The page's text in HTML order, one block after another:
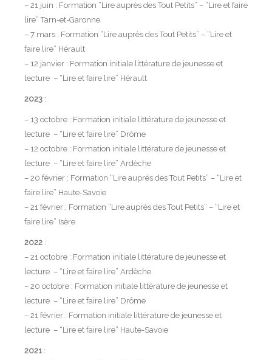
– 21 juin : Formation “Lire auprès des Tout Petits” – “Lire et faire
lire” Tarn-et-Garonne
– 7 mars : Formation “Lire auprès des Tout Petits” – “Lire et
faire lire” Hérault
– 12 janvier : Formation initiale littérature de jeunesse et
lecture – “Lire et faire lire” Hérault
2023 :
– 13 octobre : Formation initiale littérature de jeunesse et
lecture – “Lire et faire lire” Drôme
– 12 octobre : Formation initiale littérature de jeunesse et
lecture – “Lire et faire lire” Ardèche
– 20 février : Formation “Lire auprès des Tout Petits” – “Lire et
faire lire” Haute-Savoie
– 21 février : Formation “Lire auprès des Tout Petits” – “Lire et
faire lire” Isère
2022 :
– 21 octobre : Formation initiale littérature de jeunesse et
lecture – “Lire et faire lire” Ardèche
– 20 octobre : Formation initiale littérature de jeunesse et
lecture – “Lire et faire lire” Drôme
– 21 février : Formation initiale littérature de jeunesse et
lecture – “Lire et faire lire” Haute-Savoie
2021 :